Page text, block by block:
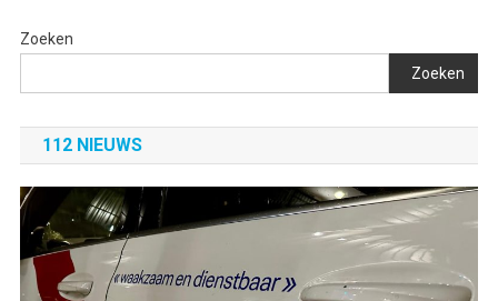
Zoeken
Zoeken
112 NIEUWS